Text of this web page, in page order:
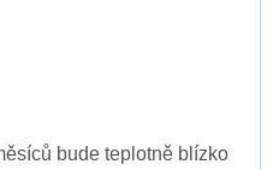
bude teplotně blízko